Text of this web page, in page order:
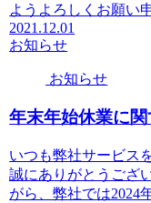
ようよろしくお願い
2021.12.01
お知らせ
お知らせ
年末年始休業に
いつも弊社サービス
誠にありがとうござ
がら、弊社では2024